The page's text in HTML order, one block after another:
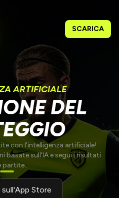
SCARICA
ARTIFICIALE
DEL
con l'intelligenza artificiale!
basate sull'IA e segui i risultati
partite..
sull'App Store